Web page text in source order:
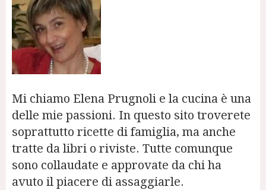
Mi chiamo Elena Prugnoli e la cucina è una
delle mie passioni. In questo sito troverete
soprattutto ricette di famiglia, ma anche
tratte da libri o riviste. Tutte comunque
sono collaudate e approvate da chi ha
avuto il piacere di assaggiarle.